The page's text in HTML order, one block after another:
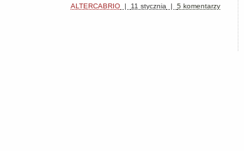
ALTERCABRIO | 11 stycznia | 5 komentarzy